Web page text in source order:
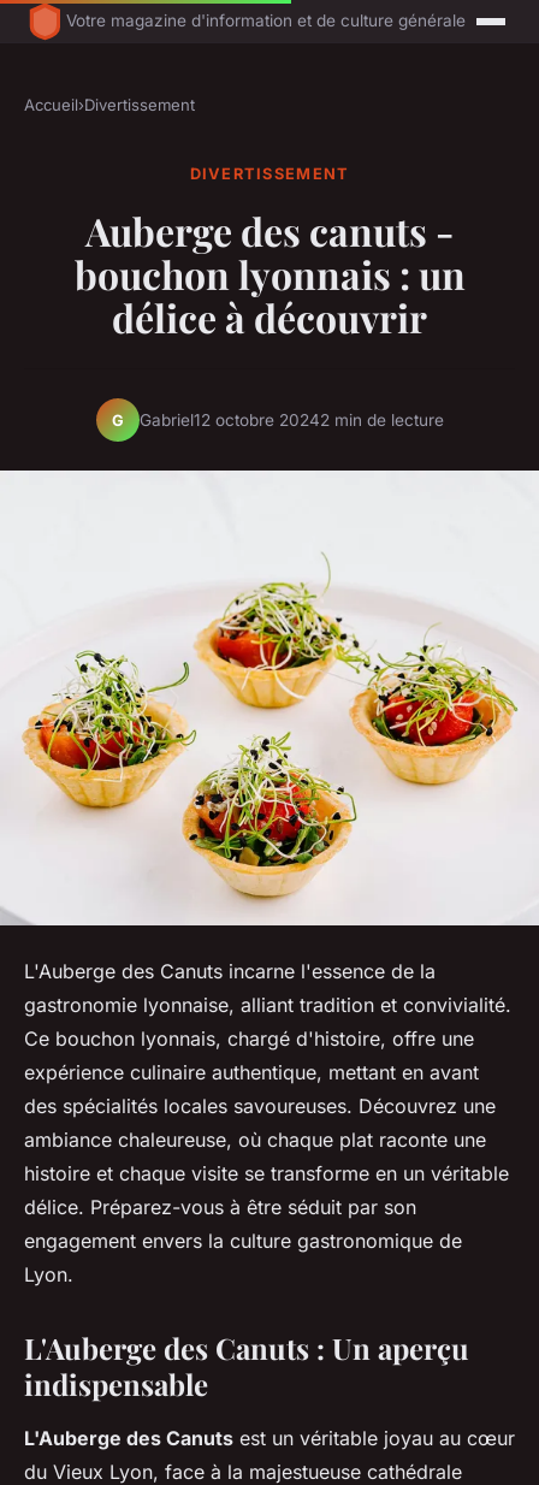
Votre magazine d'information et de culture générale
Accueil›Divertissement
DIVERTISSEMENT
Auberge des canuts -
bouchon lyonnais : un
délice à découvrir
G Gabriel12 octobre 20242 min de lecture
L'Auberge des Canuts incarne l'essence de la
gastronomie lyonnaise, alliant tradition et convivialité.
Ce bouchon lyonnais, chargé d'histoire, offre une
expérience culinaire authentique, mettant en avant
des spécialités locales savoureuses. Découvrez une
ambiance chaleureuse, où chaque plat raconte une
histoire et chaque visite se transforme en un véritable
délice. Préparez-vous à être séduit par son
engagement envers la culture gastronomique de
Lyon.
L'Auberge des Canuts : Un aperçu
indispensable
L'Auberge des Canuts est un véritable joyau au cœur
du Vieux Lyon, face à la majestueuse cathédrale